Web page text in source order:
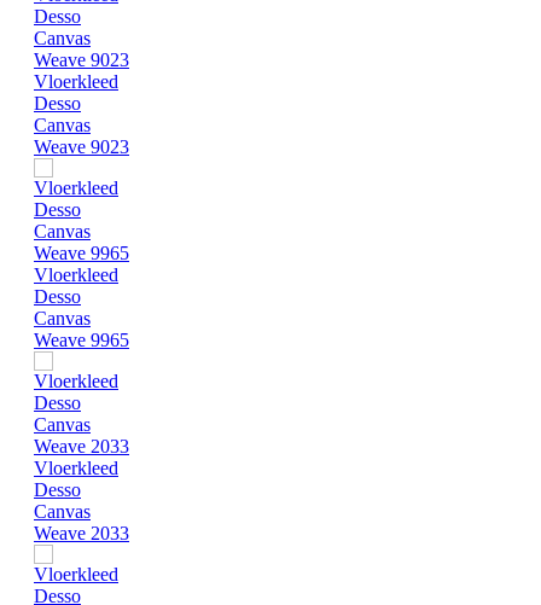
Vloerkleed
Desso
Canvas
Weave 9023
Vloerkleed
Desso
Canvas
Weave 9965
Vloerkleed
Desso
Canvas
Weave 2033